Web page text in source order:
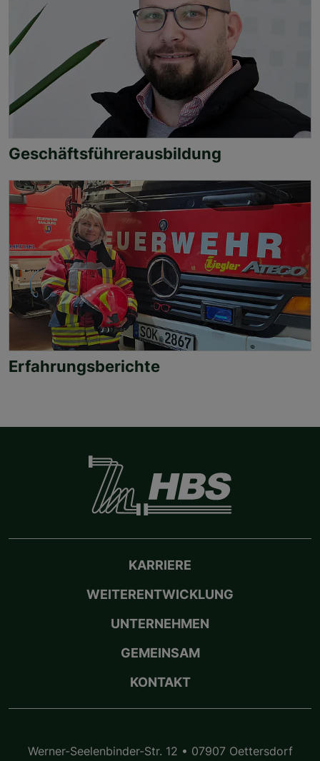
Geschäftsführerausbildung
Erfahrungsberichte
KARRIERE
WEITERENTWICKLUNG
UNTERNEHMEN
GEMEINSAM
KONTAKT
Werner-Seelenbinder-Str. 12 • 07907 Oettersdorf